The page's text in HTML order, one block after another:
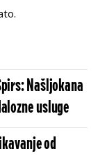
Našljokana
usluge
od